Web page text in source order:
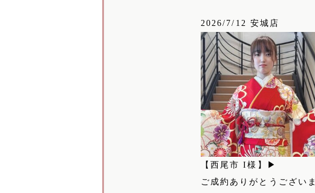
2026/7/12 安城店
【西尾市 I様】▶
ご成約ありがとうございま